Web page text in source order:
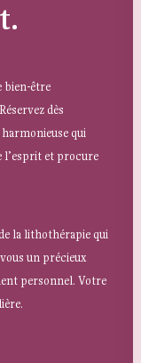
bien-être
dès
qui
l’esprit et procure
la lithothérapie qui
un précieux
personnel. Votre